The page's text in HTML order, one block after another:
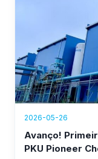
2026-05-26
Avanço!
PKU Pioneer